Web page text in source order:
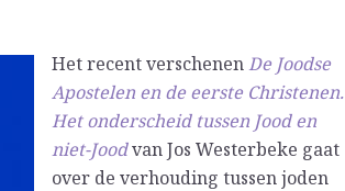
Het recent verschenenDe Joodse
Apostelen en de eerste Christenen.
Het onderscheid tussen Jood en
niet-Joodvan Jos Westerbeke gaat
over de verhouding tussen joden